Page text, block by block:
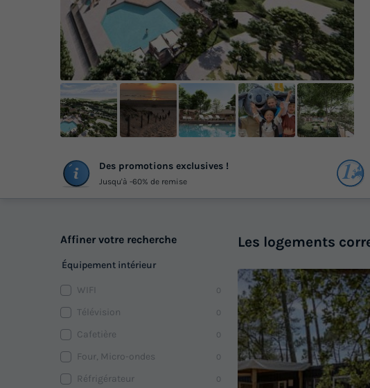
Des promotions exclusives !
Jusqu'à -60% de remise
Affiner votre recherche
Équipement intérieur
WIFI 0
Télévision 0
Cafetière 0
Four, Micro-ondes 0
Réfrigérateur 0
Les logements